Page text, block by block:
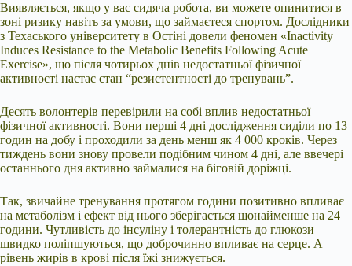
Виявляється, якщо у вас сидяча робота, ви можете опинитися в
зоні ризику навіть за умови, що займаєтеся спортом. Дослідники
з Техаського університету в Остіні довели феномен «Inactivity
Induces Resistance to the Metabolic Benefits Following Acute
Exercise», що після чотирьох днів недостатньої фізичної
активності настає стан “резистентності до тренувань”.
Десять волонтерів перевірили на собі вплив недостатньої
фізичної активності. Вони перші 4 дні дослідження сиділи по 13
годин на добу і проходили за день менш як 4 000 кроків. Через
тиждень вони знову провели подібним чином 4 дні, але ввечері
останнього дня активно займалися на біговій доріжці.
Так, звичайне тренування протягом години позитивно впливає
на метаболізм і ефект від нього зберігається щонайменше на 24
години. Чутливість до інсуліну і толерантність до глюкози
швидко поліпшуються, що доброчинно впливає на серце. А
рівень жирів в крові після їжі знижується.